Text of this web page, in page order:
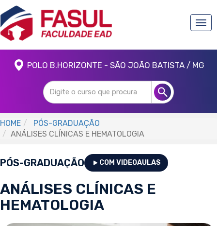
POLO B.HORIZONTE - SÃO JOÃO BATISTA / MG
HOME
PÓS-GRADUAÇÃO
ANÁLISES CLÍNICAS E HEMATOLOGIA
PÓS-GRADUAÇÃO COM VIDEOAULAS
ANÁLISES CLÍNICAS E
HEMATOLOGIA